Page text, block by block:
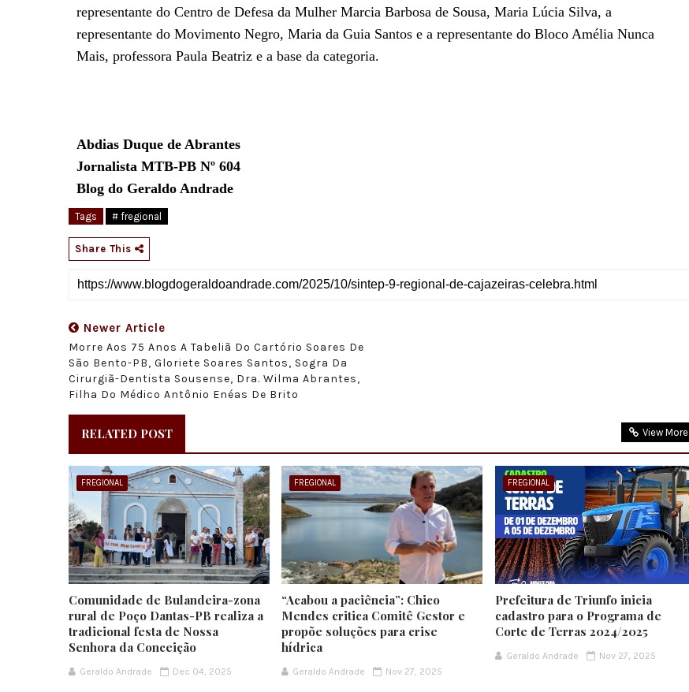
representante do Centro de Defesa da Mulher Marcia Barbosa de Sousa, Maria Lúcia Silva, a
representante do Movimento Negro, Maria da Guia Santos e a representante do Bloco Amélia Nunca
Mais, professora Paula Beatriz e a base da categoria.
Abdias Duque de Abrantes
Jornalista MTB-PB Nº 604
Blog do Geraldo Andrade
Tags # fregional
Share This
Newer Article
Morre Aos 75 Anos A Tabeliã Do Cartório Soares De
São Bento-PB, Gloriete Soares Santos, Sogra Da
Cirurgiã-Dentista Sousense, Dra. Wilma Abrantes,
Filha Do Médico Antônio Enéas De Brito
RELATED POST View More
FREGIONAL
Comunidade de Bulandeira-zona
rural de Poço Dantas-PB realiza a
tradicional festa de Nossa
Senhora da Conceição
Geraldo Andrade Dec 04, 2025
FREGIONAL
“Acabou a paciência”: Chico
Mendes critica Comitê Gestor e
propõe soluções para crise
hídrica
Geraldo Andrade Nov 27, 2025
FREGIONAL
Prefeitura de Triunfo inicia
cadastro para o Programa de
Corte de Terras 2024/2025
Geraldo Andrade Nov 27, 2025